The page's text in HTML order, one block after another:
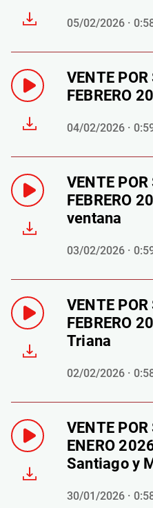
05/02/2026 ·
VENTE
FEBRERO
04/02/2026 ·
VENTE
FEBRERO
ventana
03/02/2026 ·
VENTE
FEBRERO
Triana
02/02/2026 ·
VENTE
ENERO
Santiago y
30/01/2026 ·